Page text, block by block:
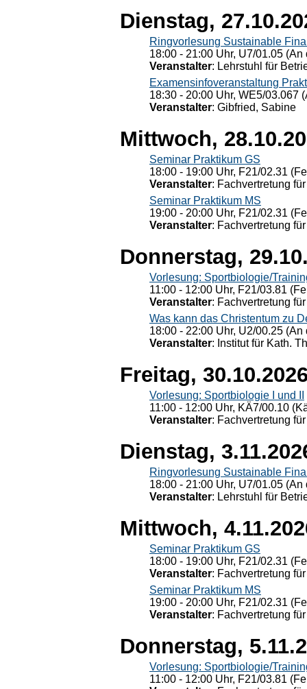
Dienstag,
Ringvorlesung Sustainable
18:00 - 21:00 Uhr, U7/01.05
Veranstalter: Lehrstuhl für
Examensinfoveranstaltung
18:30 - 20:00 Uhr, WE5/03.067
Veranstalter: Gibfried, Sabine
Mittwoch,
Seminar Praktikum GS
18:00 - 19:00 Uhr, F21/02.31
Veranstalter: Fachvertretung
Seminar Praktikum MS
19:00 - 20:00 Uhr, F21/02.31
Veranstalter: Fachvertretung
Donnerstag,
Vorlesung: Sportbiologie/
11:00 - 12:00 Uhr, F21/03.81
Veranstalter: Fachvertretung
Was kann das Christentum zu
18:00 - 22:00 Uhr, U2/00.25
Veranstalter: Institut für Kath.
Freitag,
Vorlesung: Sportbiologie I und II
11:00 - 12:00 Uhr, KÄ7/00.10
Veranstalter: Fachvertretung
Dienstag,
Ringvorlesung Sustainable
18:00 - 21:00 Uhr, U7/01.05
Veranstalter: Lehrstuhl für
Mittwoch,
Seminar Praktikum GS
18:00 - 19:00 Uhr, F21/02.31
Veranstalter: Fachvertretung
Seminar Praktikum MS
19:00 - 20:00 Uhr, F21/02.31
Veranstalter: Fachvertretung
Donnerstag,
Vorlesung: Sportbiologie/
11:00 - 12:00 Uhr, F21/03.81